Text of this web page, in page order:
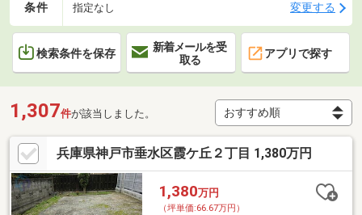
条件 指定なし 変更する
検索条件を保存
新着メールを受
取る
アプリで探す
1,307件が該当しました。
兵庫県神戸市垂水区霞ケ丘２丁目 1,380万円
1,380万円
（坪単価:66.67万円）